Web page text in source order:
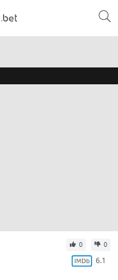
0 0
6.1